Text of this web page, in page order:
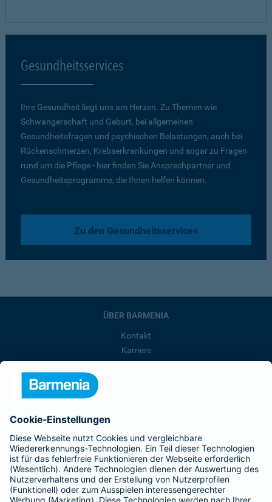
Gesundheitsservices
Ihre Gesundheit liegt uns am Herzen. Zu Themen wie
Schwangerschaft und Geburt, bei allgemeinen
Gesundheitsfragen und psychischen Belastungen, auch bei
Rückenschmerzen, Krebserkrankungen und sogar zu Fragen
rund um die Pflege - hier finden Sie Ansprechpartner und
Gesundheitsprogramme, die Ihnen helfen können.
Zu den Gesundheitsservices
ÜBER BARMENIA
Kontakt
Karriere
Barmenia ist Teil der BarmeniaGothaer
BELIEBTE SEITEN
Kranken-Zusatzversicherung
Tierversicherungen
Haftpflichtversicherung